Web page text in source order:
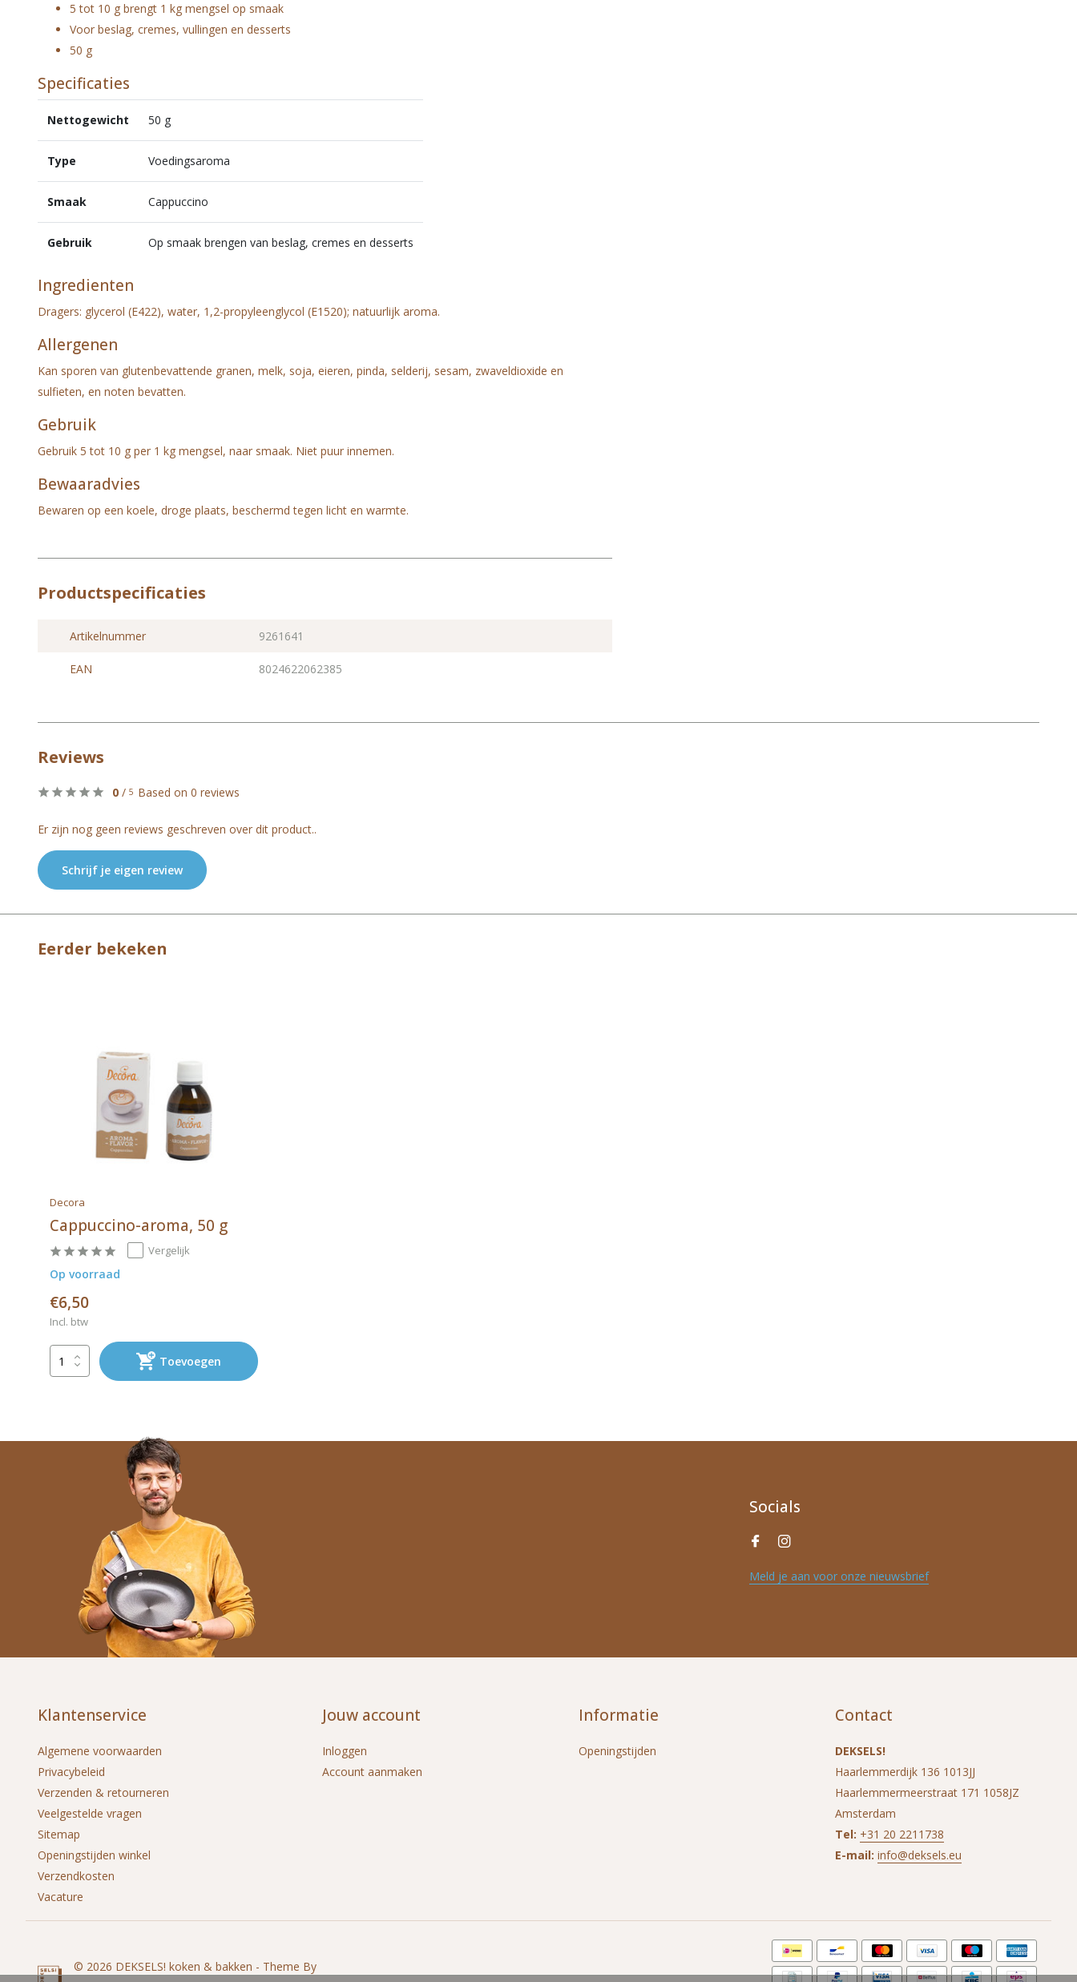
5 tot 10 g brengt 1 kg mengsel op smaak
Voor beslag, cremes, vullingen en desserts
50 g
Specificaties
Nettogewicht 50 g
Type Voedingsaroma
Smaak Cappuccino
Gebruik Op smaak brengen van beslag, cremes en desserts
Ingredienten
Dragers: glycerol (E422), water, 1,2-propyleenglycol (E1520); natuurlijk aroma.
Allergenen
Kan sporen van glutenbevattende granen, melk, soja, eieren, pinda, selderij, sesam, zwaveldioxide en
sulfieten, en noten bevatten.
Gebruik
Gebruik 5 tot 10 g per 1 kg mengsel, naar smaak. Niet puur innemen.
Bewaaradvies
Bewaren op een koele, droge plaats, beschermd tegen licht en warmte.
Productspecificaties
Artikelnummer 9261641
EAN 8024622062385
Reviews
0 / 5 Based on 0 reviews
Er zijn nog geen reviews geschreven over dit product..
Schrijf je eigen review
Eerder bekeken
Decora
Cappuccino-aroma, 50 g
Vergelijk
Op voorraad
€6,50
Incl. btw
Toevoegen
Socials
Meld je aan voor onze nieuwsbrief
Klantenservice
Algemene voorwaarden
Privacybeleid
Verzenden & retourneren
Veelgestelde vragen
Sitemap
Openingstijden winkel
Verzendkosten
Vacature
Jouw account
Inloggen
Account aanmaken
Informatie
Openingstijden
Contact
DEKSELS!
Haarlemmerdijk 136 1013JJ
Haarlemmermeerstraat 171 1058JZ
Amsterdam
Tel: +31 20 2211738
E-mail: info@deksels.eu
© 2026 DEKSELS! koken & bakken - Theme By